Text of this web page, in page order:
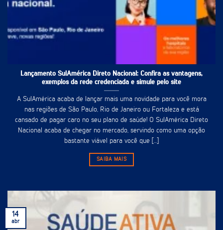
Lançamento SulAmérica Direto Nacional: Confira as vantagens,
exemplos da rede credenciada e simule pelo site
A SulAmérica acaba de lançar mais uma novidade para você mora
nas regiões de São Paulo, Rio de Janeiro ou Fortaleza e está
cansado de pagar caro no seu plano de saúde! O SulAmérica Direto
Nacional acaba de chegar no mercado, servindo como uma opção
bastante viável para você que [...]
SAIBA MAIS
14
abr